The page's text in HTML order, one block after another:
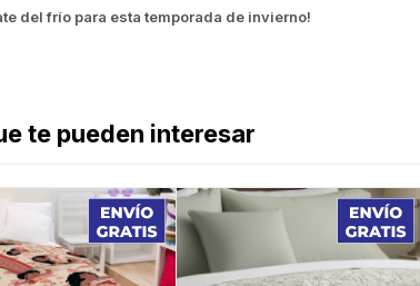
del frío para esta temporada de invierno!
te pueden interesar